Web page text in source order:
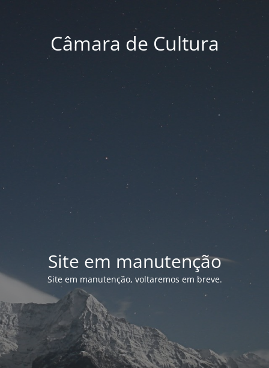
Câmara de Cultura
Site em manutenção
Site em manutenção, voltaremos em breve.